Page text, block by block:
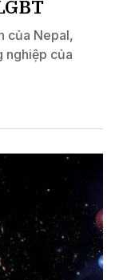
của Nepal,
nghiệp của